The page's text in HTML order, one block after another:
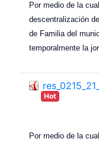
Por medio de la
descentralización
de Familia del
temporalmente la
Hot
Por medio de la